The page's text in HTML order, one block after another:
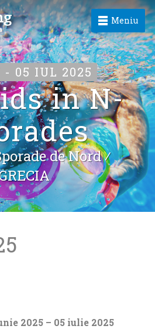
Meniu
- 05 IUL 2025
in N-
de Nord ⁄
2025 – 05 iulie 2025